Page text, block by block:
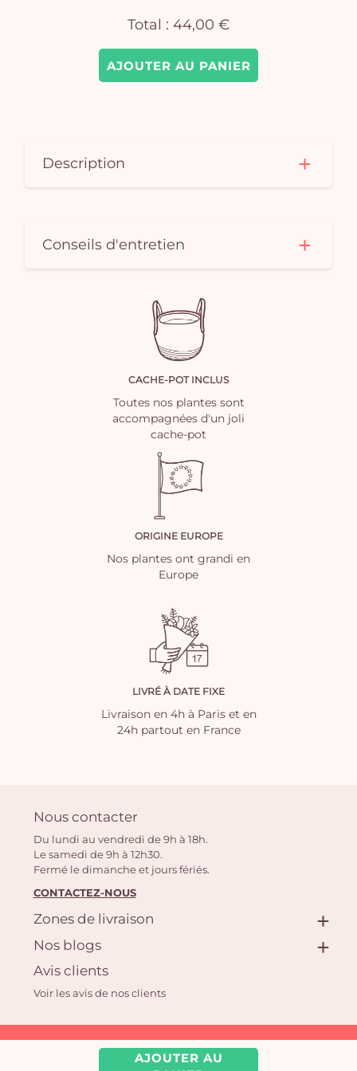
AJOUTER AU PANIER
AJOUTER AU
Total : 44,00 €
Description
Conseils d'entretien
CACHE-POT INCLUS
Toutes nos plantes sont
accompagnées d'un joli
cache-pot
ORIGINE EUROPE
Nos plantes ont grandi en
Europe
LIVRÉ À DATE FIXE
Livraison en 4h à Paris et en
24h partout en France
Nous contacter
Du lundi au vendredi de 9h à 18h.
Le samedi de 9h à 12h30.
Fermé le dimanche et jours fériés.
CONTACTEZ-NOUS
Zones de livraison
Nos blogs
Avis clients
Voir les avis de nos clients
Aquarelle.com SAS
39 rue Anatole France, 92300 Levallois-Perret | Fleuriste en ligne